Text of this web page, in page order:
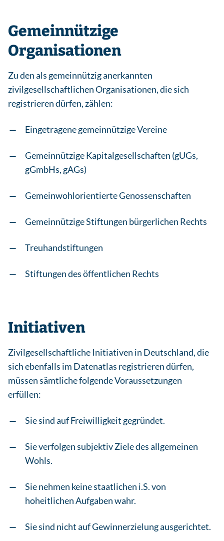
Gemeinnützige
Organisationen
Zu den als gemeinnützig anerkannten
zivilgesellschaftlichen Organisationen, die sich
registrieren dürfen, zählen:
Eingetragene gemeinnützige Vereine
Gemeinnützige Kapitalgesellschaften (gUGs,
gGmbHs, gAGs)
Gemeinwohlorientierte Genossenschaften
Gemeinnützige Stiftungen bürgerlichen Rechts
Treuhandstiftungen
Stiftungen des öffentlichen Rechts
Initiativen
Zivilgesellschaftliche Initiativen in Deutschland, die
sich ebenfalls im Datenatlas registrieren dürfen,
müssen sämtliche folgende Voraussetzungen
erfüllen:
Sie sind auf Freiwilligkeit gegründet.
Sie verfolgen subjektiv Ziele des allgemeinen
Wohls.
Sie nehmen keine staatlichen i.S. von
hoheitlichen Aufgaben wahr.
Sie sind nicht auf Gewinnerzielung ausgerichtet.